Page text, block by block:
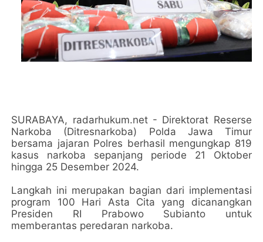
SURABAYA, radarhukum.net - Direktorat Reserse
Narkoba (Ditresnarkoba) Polda Jawa Timur
bersama jajaran Polres berhasil mengungkap 819
kasus narkoba sepanjang periode 21 Oktober
hingga 25 Desember 2024.
Langkah ini merupakan bagian dari implementasi
program 100 Hari Asta Cita yang dicanangkan
Presiden RI Prabowo Subianto untuk
memberantas peredaran narkoba.